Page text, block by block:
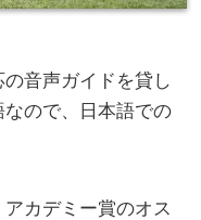
音声ガイドを貸し
ので、日本語での
カデミー賞のオス